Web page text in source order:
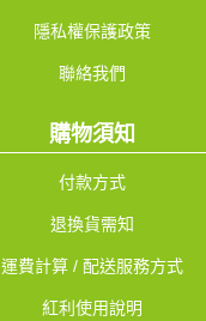
隱私權保護政策
聯絡我們
購物須知
付款方式
退換貨需知
運費計算 / 配送服務方式
紅利使用說明